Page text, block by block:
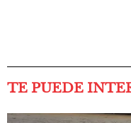
TE PUEDE